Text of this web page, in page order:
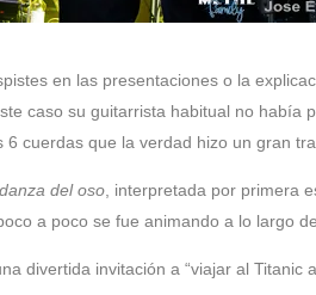
en las presentaciones o la
caso su guitarrista habitual no había
cuerdas que la verdad hizo un gran
del oso , interpretada por primera
a poco se fue animando a lo largo
divertida invitación a “viajar al Titanic